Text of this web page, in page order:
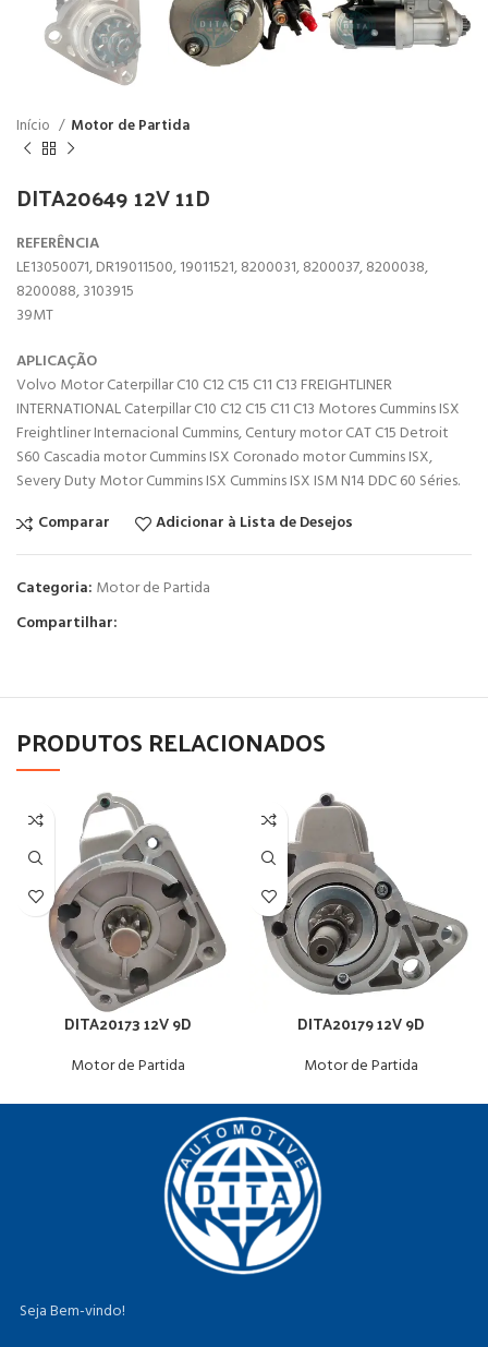
Início Motor de Partida
DITA20649 12V 11D
REFERÊNCIA
LE13050071, DR19011500, 19011521, 8200031, 8200037, 8200038,
8200088, 3103915
39MT
APLICAÇÃO
Volvo Motor Caterpillar C10 C12 C15 C11 C13 FREIGHTLINER
INTERNATIONAL Caterpillar C10 C12 C15 C11 C13 Motores Cummins ISX
Freightliner Internacional Cummins, Century motor CAT C15 Detroit
S60 Cascadia motor Cummins ISX Coronado motor Cummins ISX,
Severy Duty Motor Cummins ISX Cummins ISX ISM N14 DDC 60 Séries.
Comparar
Adicionar à Lista de Desejos
Categoria: Motor de Partida
Compartilhar:
PRODUTOS RELACIONADOS
DITA20173 12V 9D
Motor de Partida
DITA20179 12V 9D
Motor de Partida
Seja Bem-vindo!